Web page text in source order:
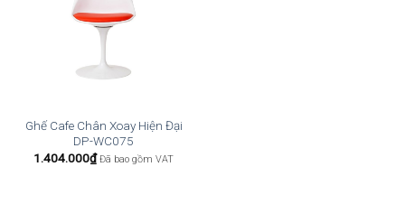
Ghế Cafe Chân Xoay Hiện Đại
DP-WC075
1.404.000₫ Đã bao gồm VAT